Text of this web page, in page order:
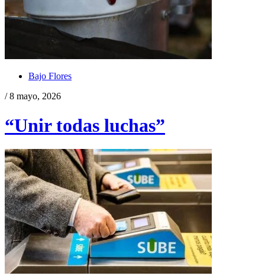
Bajo Flores
/ 8 mayo, 2026
“Unir todas luchas”